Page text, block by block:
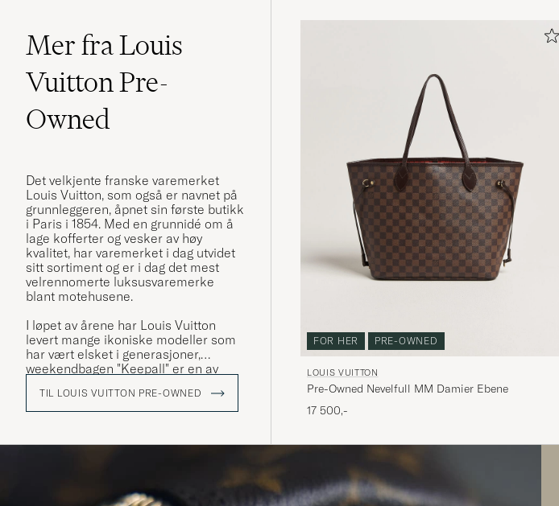
Mer fra Louis
Vuitton Pre-
Owned
Det velkjente franske varemerket
Louis Vuitton, som også er navnet på
grunnleggeren, åpnet sin første butikk
i Paris i 1854. Med en grunnidé om å
lage kofferter og vesker av høy
kvalitet, har varemerket i dag utvidet
sitt sortiment og er i dag det mest
velrennomerte luksusvaremerke
blant motehusene.
I løpet av årene har Louis Vuitton
levert mange ikoniske modeller som
har vært elsket i generasjoner,
weekendbagen "Keepall" er en av
forskjellige design og fremfor alt i
deres ikoniske LV-monogram, som
TIL LOUIS VUITTON PRE-OWNED
FOR HER PRE-OWNED
LOUIS VUITTON
Pre-Owned Nevelfull MM Damier Ebene
17 500,-